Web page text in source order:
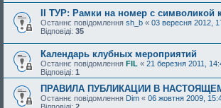
II ТУР: Рамки на номер с символикой
Останнє повідомлення sh_b « 03 вересня 2012,
Відповіді: 35
Календарь клубных мероприятий
Останнє повідомлення FIL « 21 березня 2011,
Відповіді: 1
ПРАВИЛА ПУБЛИКАЦИИ В
Останнє повідомлення Dim « 06 жовтня 2009,